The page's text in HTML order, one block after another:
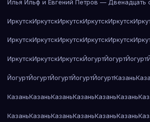
Илья Ильф и Евгений Петров — Двенадцать
ИркутскИркутскИркутскИркутскИркутск
ИркутскИркутскИркутскИркутскИркутск
ИркутскИркутскИркутскЙогуртЙогуртЙогурт
ЙогуртЙогуртЙогуртЙогуртЙогуртКазань
КазаньКазаньКазаньКазаньКазаньКазань
КазаньКазаньКазаньКазаньКазаньКазань